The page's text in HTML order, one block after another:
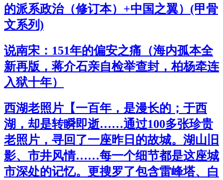
的派系政治（修订本）+中国之翼）(甲骨
文系列)
说南宋：151年的偏安之痛（海内孤本全
新再版，蒋介石亲自检举查封，柏杨牵连
入狱十年）
西湖老照片【一百年，是漫长的；于西
湖，却是转瞬即逝……通过100多张珍贵
老照片，寻回了一座昨日的故城。湖山旧
影、市井风情……每一个细节都是这座城
市深处的记忆。更搜罗了包含雷峰塔、白